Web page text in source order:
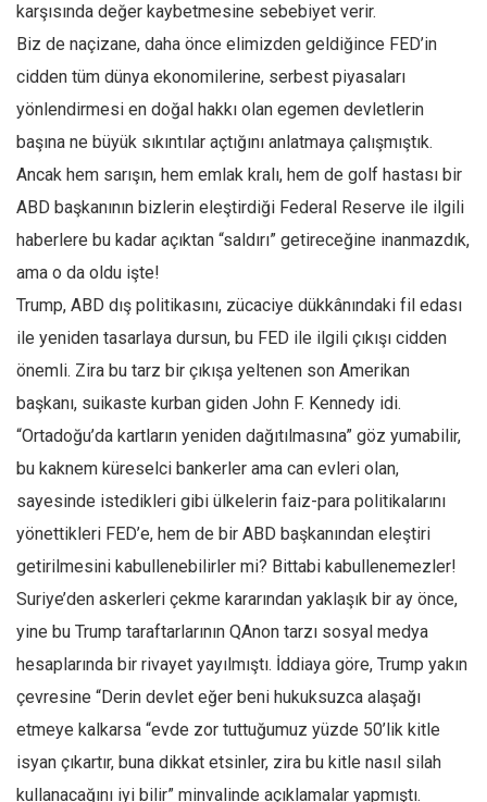
karşısında değer kaybetmesine sebebiyet verir.
Biz de naçizane, daha önce elimizden geldiğince FED’in
cidden tüm dünya ekonomilerine, serbest piyasaları
yönlendirmesi en doğal hakkı olan egemen devletlerin
başına ne büyük sıkıntılar açtığını anlatmaya çalışmıştık.
Ancak hem sarışın, hem emlak kralı, hem de golf hastası bir
ABD başkanının bizlerin eleştirdiği Federal Reserve ile ilgili
haberlere bu kadar açıktan “saldırı” getireceğine inanmazdık,
ama o da oldu işte!
Trump, ABD dış politikasını, zücaciye dükkânındaki fil edası
ile yeniden tasarlaya dursun, bu FED ile ilgili çıkışı cidden
önemli. Zira bu tarz bir çıkışa yeltenen son Amerikan
başkanı, suikaste kurban giden John F. Kennedy idi.
“Ortadoğu’da kartların yeniden dağıtılmasına” göz yumabilir,
bu kaknem küreselci bankerler ama can evleri olan,
sayesinde istedikleri gibi ülkelerin faiz-para politikalarını
yönettikleri FED’e, hem de bir ABD başkanından eleştiri
getirilmesini kabullenebilirler mi? Bittabi kabullenemezler!
Suriye’den askerleri çekme kararından yaklaşık bir ay önce,
yine bu Trump taraftarlarının QAnon tarzı sosyal medya
hesaplarında bir rivayet yayılmıştı. İddiaya göre, Trump yakın
çevresine “Derin devlet eğer beni hukuksuzca alaşağı
etmeye kalkarsa “evde zor tuttuğumuz yüzde 50’lik kitle
isyan çıkartır, buna dikkat etsinler, zira bu kitle nasıl silah
kullanacağını iyi bilir” minvalinde açıklamalar yapmıştı.